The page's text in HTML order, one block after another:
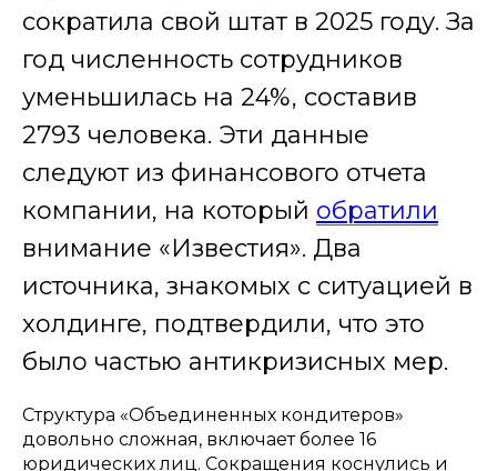
сократила свой штат в 2025 году. За
год численность сотрудников
уменьшилась на 24%, составив
2793 человека. Эти данные
следуют из финансового отчета
компании, на который обратили
внимание «Известия». Два
источника, знакомых с ситуацией в
холдинге, подтвердили, что это
было частью антикризисных мер.
Структура «Объединенных кондитеров»
довольно сложная, включает более 16
юридических лиц. Сокращения коснулись и